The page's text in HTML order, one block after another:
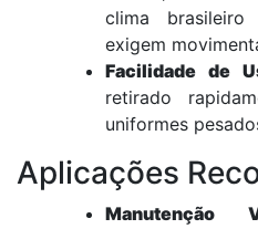
clima
exigem
Facilidade de
retirado
uniformes
Aplicações
Manutenção